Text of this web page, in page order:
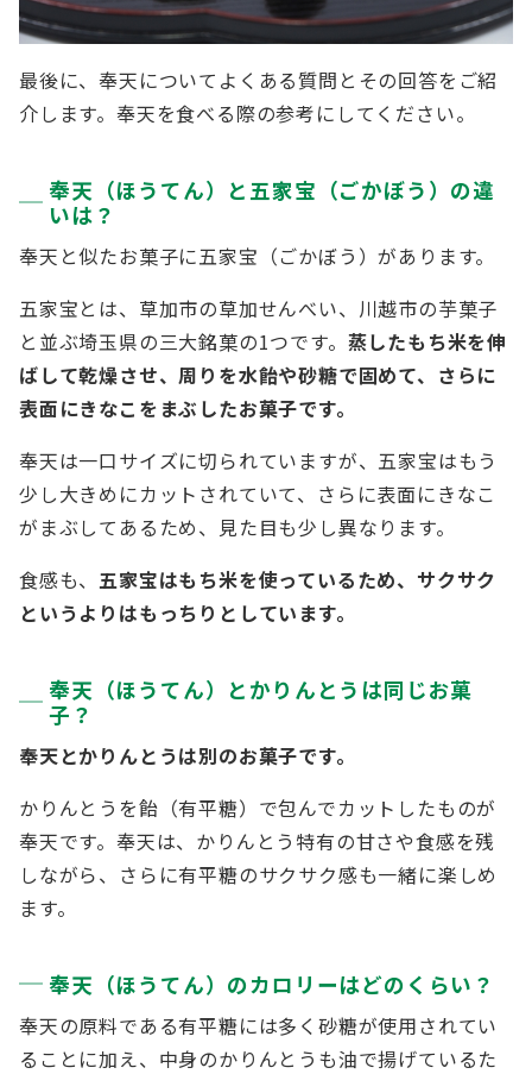
最後に、奉天についてよくある質問とその回答をご紹
介します。奉天を食べる際の参考にしてください。
奉天（ほうてん）と五家宝（ごかぼう）の違
いは？
奉天と似たお菓子に五家宝（ごかぼう）があります。
五家宝とは、草加市の草加せんべい、川越市の芋菓子
と並ぶ埼玉県の三大銘菓の1つです。 蒸したもち米を伸
ばして乾燥させ、周りを水飴や砂糖で固めて、さらに
表面にきなこをまぶしたお菓子です。
奉天は一口サイズに切られていますが、五家宝はもう
少し大きめにカットされていて、さらに表面にきなこ
がまぶしてあるため、見た目も少し異なります。
食感も、 五家宝はもち米を使っているため、サクサク
というよりはもっちりとしています。
奉天（ほうてん）とかりんとうは同じお菓
子？
奉天とかりんとうは別のお菓子です。
かりんとうを飴（有平糖）で包んでカットしたものが
奉天です。奉天は、かりんとう特有の甘さや食感を残
しながら、さらに有平糖のサクサク感も一緒に楽しめ
ます。
奉天（ほうてん）のカロリーはどのくらい？
奉天の原料である有平糖には多く砂糖が使用されてい
ることに加え、中身のかりんとうも油で揚げているた